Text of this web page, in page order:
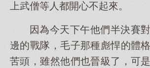
上武僧等人都開心不起來。
因為今天下午他們半決賽
邊的戰隊，毛子那種彪悍的體
苦頭，雖然他們也晉級了，可